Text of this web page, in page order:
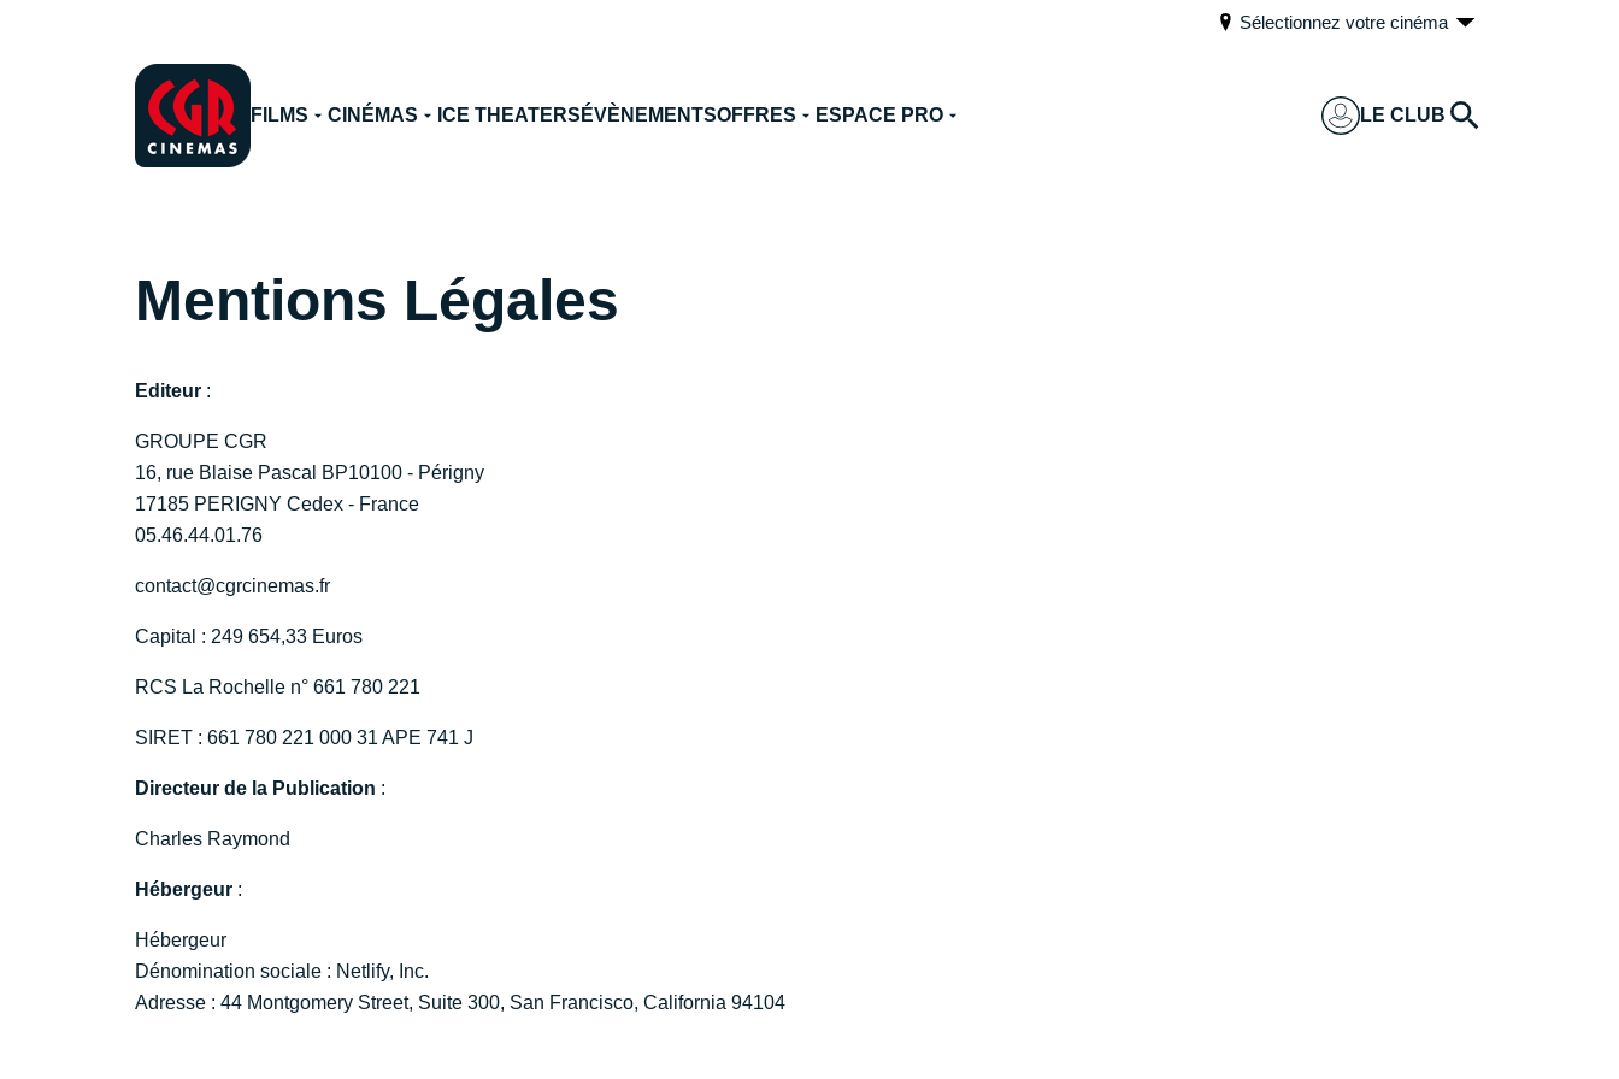
Sélectionnez votre cinéma
FILMS CINÉMAS ICE THEATERS ÉVÈNEMENTSOFFRES ESPACE PRO LE CLUB
Mentions Légales
Editeur :
GROUPE CGR
16, rue Blaise Pascal BP10100 - Périgny
17185 PERIGNY Cedex - France
05.46.44.01.76
contact@cgrcinemas.fr
Capital : 249 654,33 Euros
RCS La Rochelle n° 661 780 221
SIRET : 661 780 221 000 31 APE 741 J
Directeur de la Publication :
Charles Raymond
Hébergeur :
Hébergeur
Dénomination sociale : Netlify, Inc.
Adresse : 44 Montgomery Street, Suite 300, San Francisco, California 94104